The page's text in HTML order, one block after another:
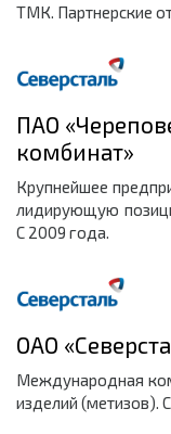
ТМК. Партнерские
ПАО
комбинат»
Крупнейшее
лидирующую
С 2009 года.
ОАО
Международная
изделий (метизов).